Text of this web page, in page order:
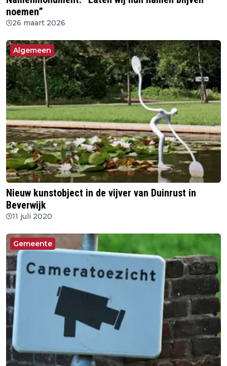
noemen”
26 maart 2026
Algemeen
Nieuw kunstobject in de vijver van Duinrust in
Beverwijk
11 juli 2020
Gemeente